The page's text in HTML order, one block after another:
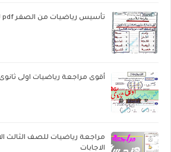
تأسيس رياضيات من الصفر pdf للاطفال
أقوى مراجعة رياضيات اولى
الاجابات